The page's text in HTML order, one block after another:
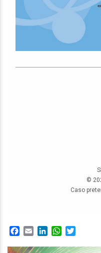
Facebook
Email LinkedInWhatsApp